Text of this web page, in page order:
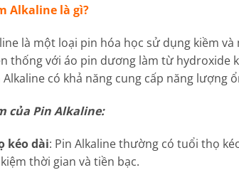
Alkaline là gì?
là một loại pin hóa học sử dụng kiềm
thống với áo pin dương làm từ hydroxide
Alkaline có khả năng cung cấp năng lượng
của Pin Alkaline:
kéo dài: Pin Alkaline thường có tuổi thọ
thời gian và tiền bạc.